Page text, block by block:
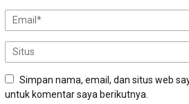
Simpan nama, email, dan situs web
untuk komentar saya berikutnya.